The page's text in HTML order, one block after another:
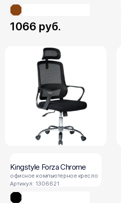
1066 руб.
Kingstyle Forza Chrome
офисное компьютерное кресло
Артикул: 1306621